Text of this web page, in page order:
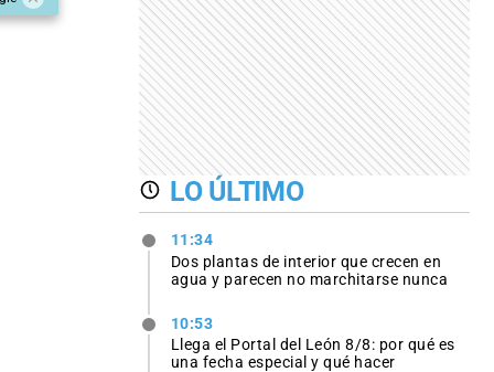
LO ÚLTIMO
11:34
Dos plantas de interior que crecen en
agua y parecen no marchitarse nunca
10:53
Llega el Portal del León 8/8: por qué es
una fecha especial y qué hacer